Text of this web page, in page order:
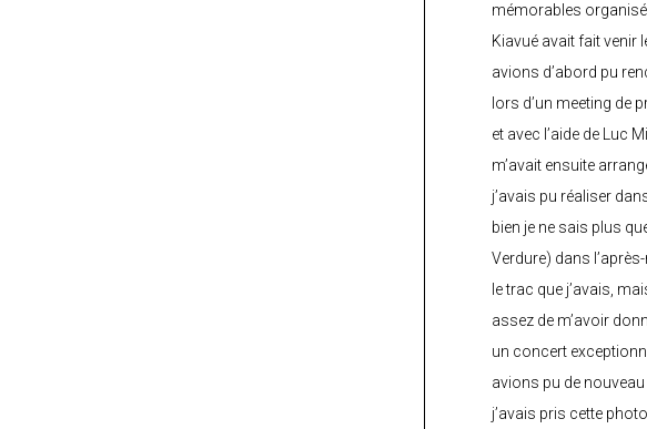
mémorables
Kiavué avait fait venir
avions d’abord pu
lors d’un meeting de
et avec l’aide de Luc
m’avait ensuite
j’avais pu réaliser
bien je ne sais plus
Verdure) dans
le trac que j’avais,
assez de m’avoir
un concert
avions pu de
j’avais pris cette